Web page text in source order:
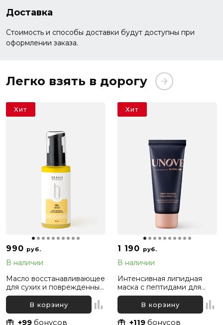
Доставка
Стоимость и способы доставки будут доступны при
оформлении заказа.
Легко взять в дорогу
990 руб.
В наличии
Масло восстанавливающее
для сухих и поврежденных
волос Bravia Oil Hair Repair,
В корзину
+99 бонусов
Хит
1 190 руб.
В наличии
Интенсивная липидная
маска с пептидами для
глубокого восстановления
волос Dr. For Hair Unove,
40 мл
В корзину
+119 бонусов
Хит